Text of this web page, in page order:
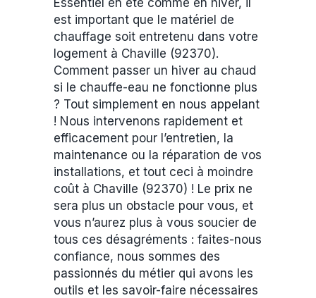
Essentiel en été comme en hiver, il
est important que le matériel de
chauffage soit entretenu dans votre
logement à Chaville (92370).
Comment passer un hiver au chaud
si le chauffe-eau ne fonctionne plus
? Tout simplement en nous appelant
! Nous intervenons rapidement et
efficacement pour l’entretien, la
maintenance ou la réparation de vos
installations, et tout ceci à moindre
coût à Chaville (92370) ! Le prix ne
sera plus un obstacle pour vous, et
vous n’aurez plus à vous soucier de
tous ces désagréments : faites-nous
confiance, nous sommes des
passionnés du métier qui avons les
outils et les savoir-faire nécessaires